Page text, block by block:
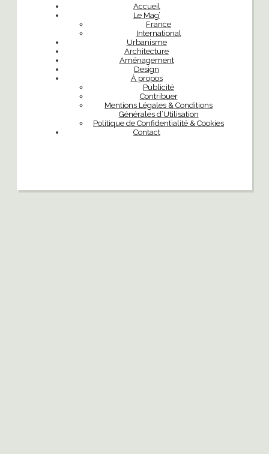
Accueil
Le Mag’
France
International
Urbanisme
Architecture
Aménagement
Design
À propos
Publicité
Contribuer
Mentions Légales & Conditions
Générales d’Utilisation
Politique de Confidentialité & Cookies
Contact